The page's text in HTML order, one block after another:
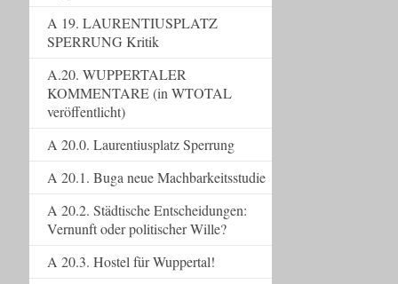
A 19. LAURENTIUSPLATZ
SPERRUNG Kritik
A.20. WUPPERTALER
KOMMENTARE (in WTOTAL
veröffentlicht)
A 20.0. Laurentiusplatz Sperrung
A 20.1. Buga neue Machbarkeitsstudie
A 20.2. Städtische Entscheidungen:
Vernunft oder politischer Wille?
A 20.3. Hostel für Wuppertal!